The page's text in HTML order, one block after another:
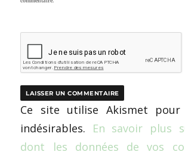
Ce site utilise Akismet pour
indésirables. En savoir plus
dont les données de vos